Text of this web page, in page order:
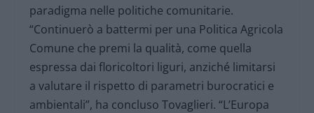
paradigma nelle politiche comunitarie.
“Continuerò a battermi per una Politica Agricola
Comune che premi la qualità, come quella
espressa dai floricoltori liguri, anziché limitarsi
a valutare il rispetto di parametri burocratici e
ambientali”, ha concluso Tovaglieri. “L’Europa